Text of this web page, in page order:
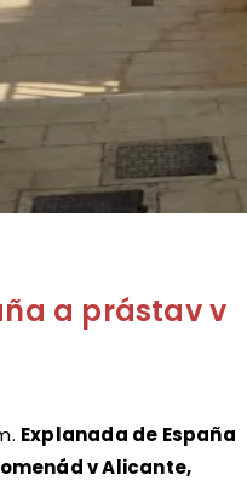
a prástav v
Explanada de España
v Alicante,